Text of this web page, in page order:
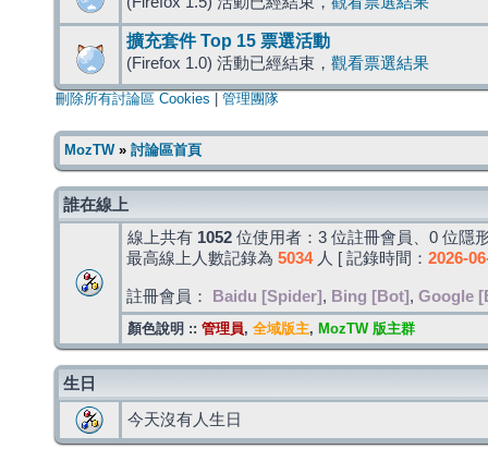
擴充套件 Top 15 票選活動
(Firefox 1.0) 活動已經結束， 觀看票選結果
刪除所有討論區 Cookies 管理團隊
MozTW» 討論區首頁
誰在線上
線上共有 1052 位使用者：3 位註冊會員、0 位隱
最高線上人數記錄為 5034人 [ 記錄時間： 2026-
註冊會員： Baidu [Spider] , Bing [Bot] , Google
顏色說明 :: 管理員, 全域版主, MozTW 版主群
生日
今天沒有人生日